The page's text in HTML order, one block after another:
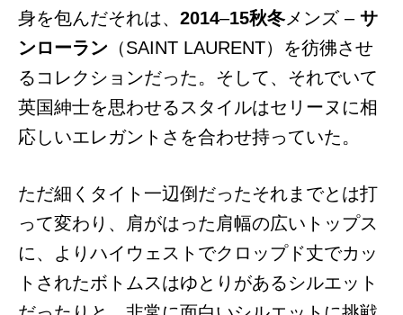
身を包んだそれは、 2014–15秋冬メンズ – サ
ンローラン （SAINT LAURENT）を彷彿させ
るコレクションだった。そして、それでいて
英国紳士を思わせるスタイルはセリーヌに相
応しいエレガントさを合わせ持っていた。
ただ細くタイト一辺倒だったそれまでとは打
って変わり、肩がはった肩幅の広いトップス
に、よりハイウェストでクロップド丈でカッ
トされたボトムスはゆとりがあるシルエット